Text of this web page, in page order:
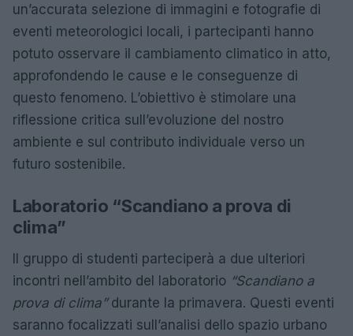
un’accurata selezione di immagini e fotografie di
eventi meteorologici locali, i partecipanti hanno
potuto osservare il cambiamento climatico in atto,
approfondendo le cause e le conseguenze di
questo fenomeno. L’obiettivo è stimolare una
riflessione critica sull’evoluzione del nostro
ambiente e sul contributo individuale verso un
futuro sostenibile.
Laboratorio “Scandiano a prova di
clima”
Il gruppo di studenti parteciperà a due ulteriori
incontri nell’ambito del laboratorio “Scandiano a
prova di clima”durante la primavera. Questi eventi
saranno focalizzati sull’analisi dello spazio urbano